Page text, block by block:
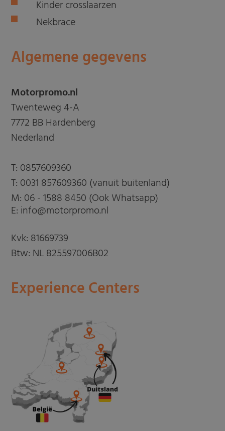
Kinder crosslaarzen
Nekbrace
Algemene gegevens
Motorpromo.nl
Twenteweg 4-A
7772 BB Hardenberg
Nederland
T: 0857609360
T: 0031 857609360 (vanuit buitenland)
M: 06 - 1588 8450 (Ook Whatsapp)
E: info@motorpromo.nl
Kvk: 81669739
Btw: NL 825597006B02
Experience Centers